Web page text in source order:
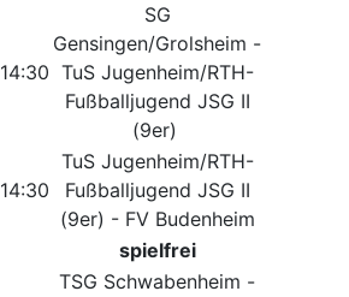
14:30
SG
Gensingen/Grolsheim -
TuS Jugenheim/RTH-
Fußballjugend JSG II
(9er)
14:30
TuS Jugenheim/RTH-
Fußballjugend JSG II
(9er) - FV Budenheim
spielfrei
TSG Schwabenheim -